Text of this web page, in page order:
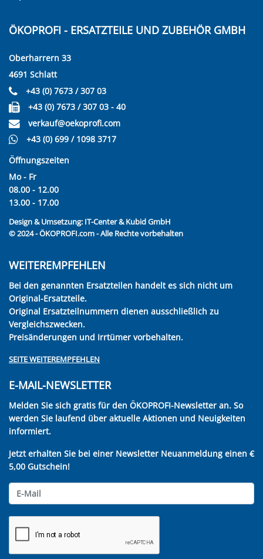
ÖKOPROFI - ERSATZTEILE UND ZUBEHÖR GMBH
Oberharrern 33
4691 Schlatt
+43 (0) 7673 / 307 03
+43 (0) 7673 / 307 03 - 40
verkauf@oekoprofi.com
+43 (0) 699 / 1098 3717
Öffnungszeiten
Mo - Fr
08.00 - 12.00
13.00 - 17.00
Design & Umsetzung: IT-Center & Kubid GmbH
© 2024 - ÖKOPROFI.com - Alle Rechte vorbehalten
WEITEREMPFEHLEN
Bei den genannten Ersatzteilen handelt es sich nicht um
Original-Ersatzteile.
Original Ersatzteilnummern dienen ausschließlich zu
Vergleichszwecken.
Preisänderungen und Irrtümer vorbehalten.
SEITE WEITEREMPFEHLEN
E-MAIL-NEWSLETTER
Melden Sie sich gratis für den ÖKOPROFI-Newsletter an. So
werden Sie laufend über aktuelle Aktionen und Neuigkeiten
informiert.
Jetzt erhalten Sie bei einer Newsletter Neuanmeldung einen €
5,00 Gutschein!